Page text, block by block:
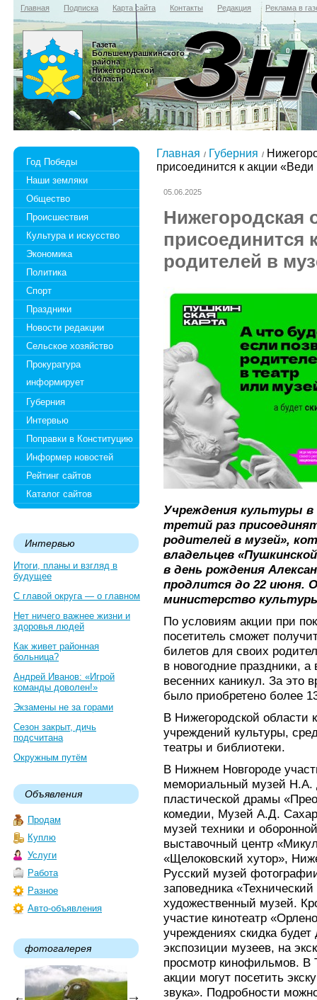
Главная Подписка Карта сайта Контакты Редакция Реклама в
Газета
Большемурашкинского
района
Нижегородской
области
Год Победы
Наши земляки
Общество
Происшествия
Культура и искусство
Экономика
Политика
Спорт
Праздники
Новости редакции
Сельское хозяйство
Прокуратура
информирует
Губерния
Интервью
Поправки в Конституцию
Информер новостей
Рейтинг сайтов
Каталог сайтов
Интервью
Итоги, планы и взгляд в
будущее
С главой округа — о главном
Нет ничего важнее жизни и
здоровья людей
Как живет районная
больница?
Андрей Иванов: «Игрой
команды доволен!»
Экзамены не за горами
Сезон закрыт, дичь
подсчитана
Окружным путём
Объявления
Продам
Куплю
Услуги
Работа
Разное
Авто-объявления
фотогалерея
Главная Губерния
присоединится к акции
05.06.2025
Нижегородская
присоединится
родителей в
Учреждения культуры
третий раз
родителей в музей»,
владельцев
в день рождения
продлится до 22 июня.
министерство
По условиям акции при
посетитель сможет
билетов для своих
в новогодние праздники,
весенних каникул. За это
было приобретено более
В Нижегородской области
учреждений культуры,
театры и библиотеки.
В Нижнем Новгороде
мемориальный музей Н.А.
пластической драмы
комедии, Музей А.Д.
музей техники и
выставочный центр
«Щелоковский хутор»,
Русский музей
заповедника
художественный музей.
участие кинотеатр
учреждениях скидка
экспозиции музеев, на
просмотр кинофильмов. В
акции могут посетить
звука». Подробности